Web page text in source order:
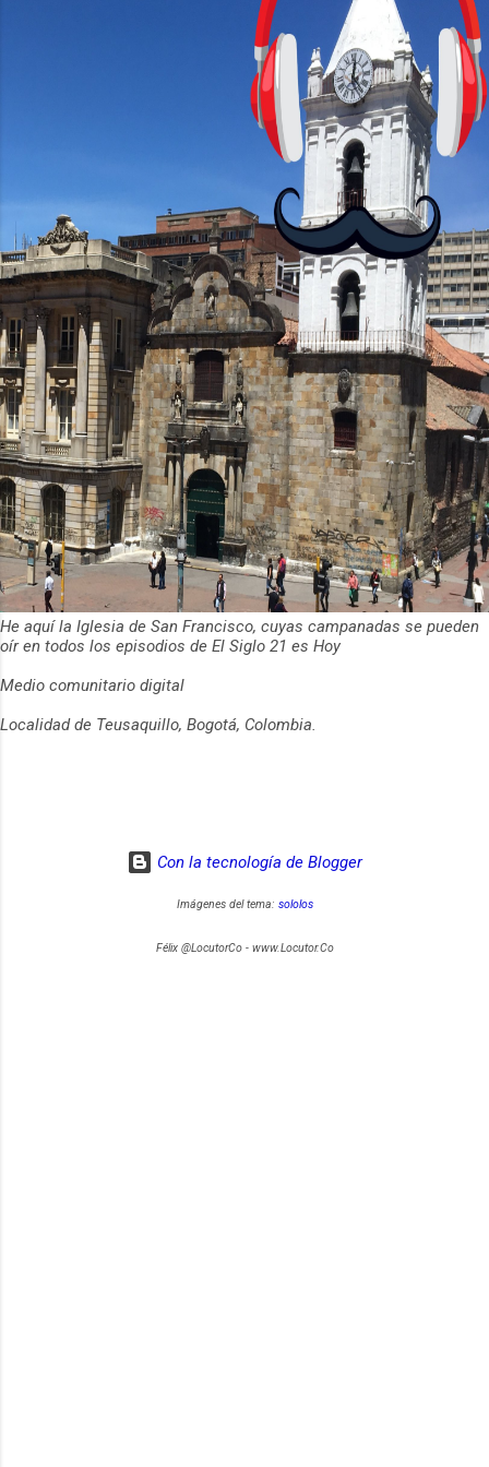
con personajes simpáticos y ayudas
visuales. ¿Será posible que una app que
antes nos enseñó francés, ahora nos
convierta en jugadores de ajedrez? Aún
no podrás jugar contra otros humanos
La aplicación Duolingo fue lanzada en
2012 y cuenta con más de 37 millones
de usuarios activos diarios. Desde 2022,
ha empeza...
He aquí la Iglesia de San Francisco, cuyas campanadas se pueden
oír en todos los episodios de El Siglo 21 es Hoy
Medio comunitario digital
Localidad de Teusaquillo, Bogotá, Colombia.
Con la tecnología de Blogger
Imágenes del tema: sololos
Félix @LocutorCo - www.Locutor.Co